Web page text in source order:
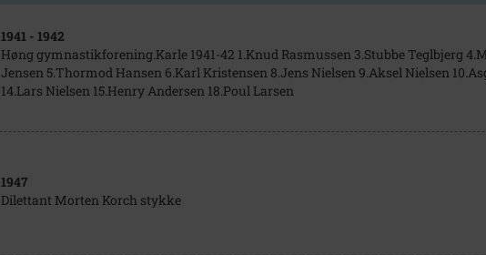
1941 - 1942
Høng gymnastikforening.Karle 1941-42 1.Knud Rasmussen 3.Stubbe Teglbjerg
Jensen 5.Thormod Hansen 6.Karl Kristensen 8.Jens Nielsen 9.Aksel Nielsen
14.Lars Nielsen 15.Henry Andersen 18.Poul Larsen
1947
Dilettant Morten Korch stykke